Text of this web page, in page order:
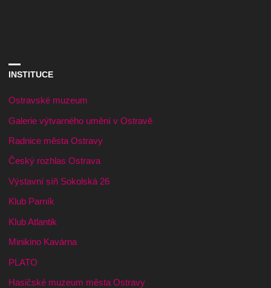
INSTITUCE
Ostravské muzeum
Galerie výtvarného umění v Ostravě
Radnice města Ostravy
Český rozhlas Ostrava
Výstavní síň Sokolská 26
Klub Parník
Klub Atlantik
Minikino Kavárna
PLATO
Hasičské muzeum města Ostravy